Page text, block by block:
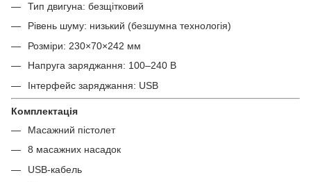
Тип двигуна: безщітковий
Рівень шуму: низький (безшумна технологія)
Розміри: 230×70×242 мм
Напруга заряджання: 100–240 В
Інтерфейс заряджання: USB
Комплектація
Масажний пістолет
8 масажних насадок
USB-кабель